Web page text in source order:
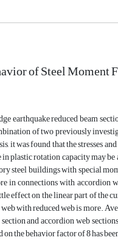
of Steel Moment
earthquake reduced beam
of two previously
it was found that the stresses
in plastic rotation capacity may
steel buildings with special
in connections with accordion
effect on the linear part of the
with reduced web is more.
and accordion web
on the behavior factor of 8 has